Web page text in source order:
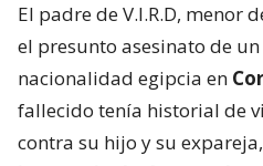
El padre de V.I.R.D, menor
el presunto asesinato de
nacionalidad egipcia en
fallecido tenía historial de
contra su hijo y su expareja,